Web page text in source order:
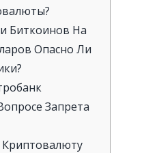
Биткоинов На
Опасно Ли
Запрета